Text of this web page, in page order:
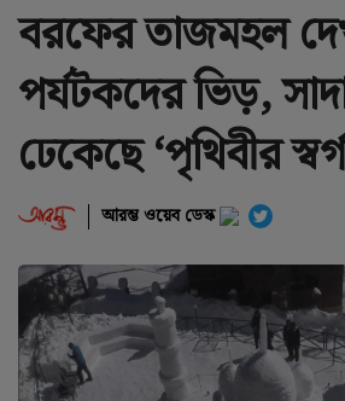
বরফের তাজমহল
পর্যটকদের ভিড়,
ঢেকেছে ‘পৃথিবীর
আরম্ভ ওয়েব ডেস্ক